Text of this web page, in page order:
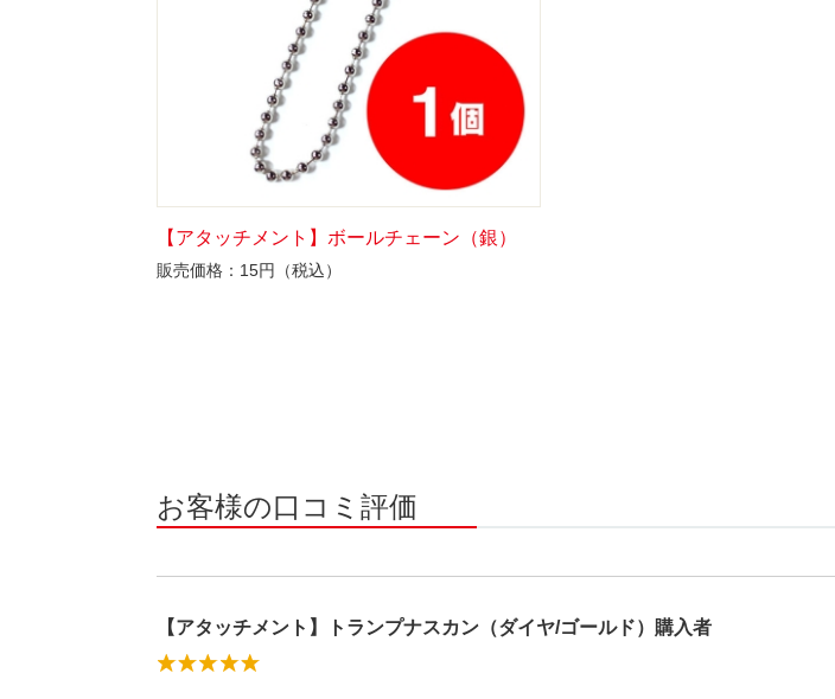
【アタッチメント】ボールチェーン（銀）
販売価格：15円（税込）
お客様の口コミ評価
【アタッチメント】トランプナスカン（ダイヤ/ゴールド）購入者